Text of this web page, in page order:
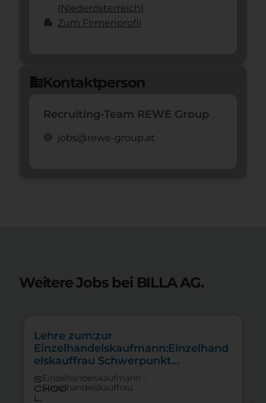
(Nieder­österreich)
apartment Zum Firmenprofil
domainKontaktperson
Recruiting-Team REWE Group
alternate_email jobs@rewe-group.at
Weitere Jobs bei BILLA AG.
Lehre zum:zur
Einzelhandelskaufmann:Einzelhand
elskauffrau Schwerpunkt
Lebensmittel
s
choo
l
Einzelhandelskaufmann -
Einzelhandelskauffrau